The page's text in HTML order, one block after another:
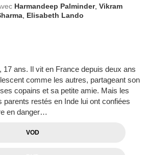
Harmandeep Palminder,Vikram
Elisabeth Lando
17 ans. Il vit en France depuis deux ans
comme les autres, partageant son
copains et sa petite amie. Mais les
parents restés en Inde lui ont confiées
en danger…
VOD